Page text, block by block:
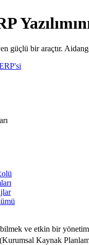
güçlü bir araçtır.
ve etkin bir
Kaynak